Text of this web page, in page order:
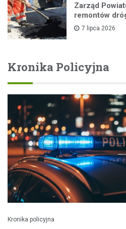
Zarząd
remontów
7 lipca 2026
Kronika Policyjna
Kronika policyjna